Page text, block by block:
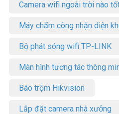
– NAT Session: 60.000
– VPN Throughput: 200Mbps
thông các đường truyền
– Hỗ trợ triển khai các dịch vụ cao
– Hỗ trợ triển khai thêm nhiều IP
– VPN Server 100 kênh (PPTP,
Camera wifi ngoài trời nào
Máy chấm công nhận diện
Bộ phát sóng wifi TP-LINK
Màn hình tương tác thông
Báo trộm Hikvision
Lắp đặt camera nhà xưởng